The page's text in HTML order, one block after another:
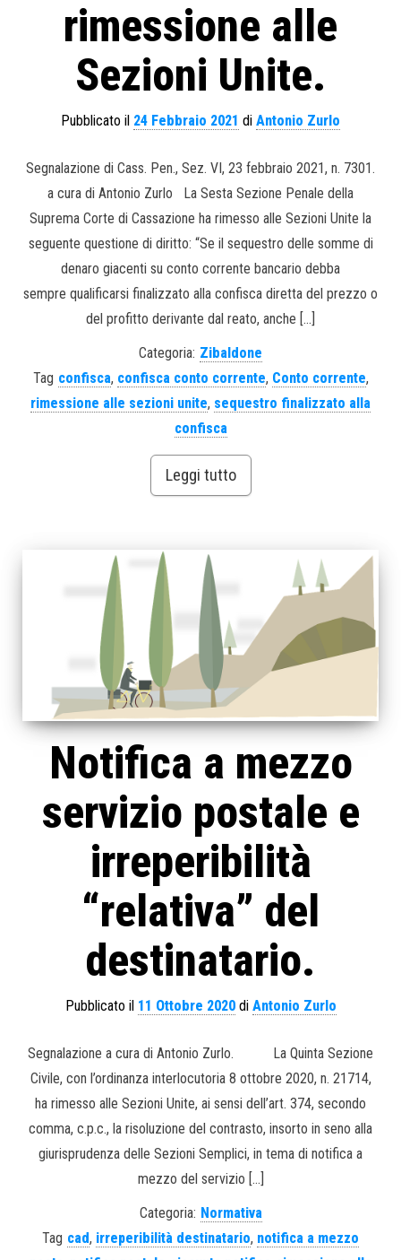
rimessione alle
Sezioni Unite.
Pubblicato il 24 Febbraio 2021 di Antonio Zurlo
Segnalazione di Cass. Pen., Sez. VI, 23 febbraio 2021, n. 7301.
a cura di Antonio Zurlo La Sesta Sezione Penale della
Suprema Corte di Cassazione ha rimesso alle Sezioni Unite la
seguente questione di diritto: “Se il sequestro delle somme di
denaro giacenti su conto corrente bancario debba
sempre qualificarsi finalizzato alla confisca diretta del prezzo o
del profitto derivante dal reato, anche […]
Categoria: Zibaldone
Tag confisca, confisca conto corrente, Conto corrente,
rimessione alle sezioni unite, sequestro finalizzato alla
confisca
Leggi tutto
Notifica a mezzo
servizio postale e
irreperibilità
“relativa” del
destinatario.
Pubblicato il 11 Ottobre 2020di Antonio Zurlo
Segnalazione a cura di Antonio Zurlo. La Quinta Sezione
Civile, con l’ordinanza interlocutoria 8 ottobre 2020, n. 21714,
ha rimesso alle Sezioni Unite, ai sensi dell’art. 374, secondo
comma, c.p.c., la risoluzione del contrasto, insorto in seno alla
giurisprudenza delle Sezioni Semplici, in tema di notifica a
mezzo del servizio […]
Categoria: Normativa
Tag cad, irreperibilità destinatario, notifica a mezzo